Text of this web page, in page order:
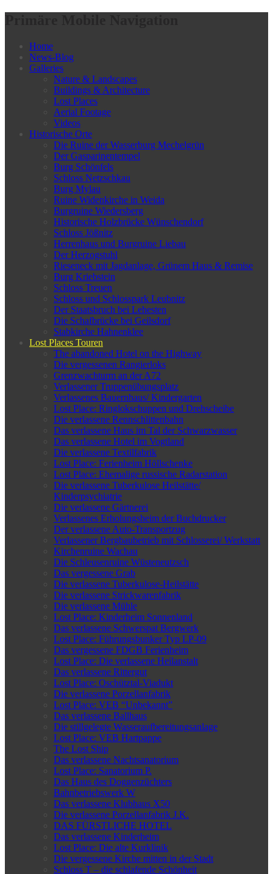
Home
News-Blog
Galleries
Nature & Landscapes
Buildings & Architecture
Lost Places
Aerial Footage
Videos
Historische Orte
Die Ruine der Wasserburg Mechelgrün
Der Gasparinentempel
Burg Schönfels
Schloss Netzschkau
Burg Mylau
Ruine Widenkirche in Weida
Burgruine Wiedersberg
Historische Holzbrücke Wünschendorf
Schloss Jößnitz
Herrenhaus und Burgruine Liebau
Der Herzogstuhl
Rieseneck mit Jagdanlage, Grünem Haus & Remise
Burg Kriebstein
Schloss Treuen
Schloss und Schlosspark Leubnitz
Der Staatsbruch bei Lehesten
Die Schafbrücke bei Geilsdorf
Stabkirche Hahnenklee
Lost Places Touren
The abandoned Hotel on the Highway
Die vergessenen Rangierloks
Grenzwachturm an der A72
Verlassener Truppenübungsplatz
Verlassenes Bauernhaus/ Kindergarten
Lost Place: Ringlokschuppen und Drehscheibe
Die verlassene Rennschlittenbahn
Das verlassene Haus im Tal der Schwarzwasser
Das verlassene Hotel im Vogtland
Die verlassene Textilfabrik
Lost Place: Ferienheim Höllschenke
Lost Place: Ehemalige russische Radarstation
Die verlassene Tuberkulose Heilstätte/
Kinderpsychiatrie
Die verlassene Gärtnerei
Verlassenes Erholungsheim der Buchdrucker
Der verlassene Auto-Transportzug
Verlassener Bergbaubetrieb mit Schlosserei/ Werkstatt
Kirchenruine Wachau
Die Schleusenruine Wüsteneutzsch
Das vergessene Grab
Die verlassene Tuberkulose-Heilstätte
Die verlassene Strickwarenfabrik
Die verlassene Mühle
Lost Place: Kinderheim Sonnenland
Das verlassene Schwerspat Bergwerk
Lost Place: Führungsbunker Typ LP-09
Das vergessene FDGB Ferienheim
Lost Place: Die verlassene Heilanstalt
Das verlassene Rittergut
Lost Place: Oschütztal-Viadukt
Die verlassene Porzellanfabrik
Lost Place: VEB “Unbekannt”
Das verlassene Ballhaus
Die stillgelegte Wasseraufbereitungsanlage
Lost Place: VEB Hartpappe
The Lost Ship
Das verlassene Nachtsanatorium
Lost Place: Sanatorium P.
Das Haus des Doggenzüchters
Bahnbetriebswerk W
Das verlassene Klubhaus X50
Die verlassene Porzellanfabrik J.K.
DAS FÜRSTLICHE HOTEL
Das verlassene Kinderheim
Lost Place: Die alte Kurklinik
Die vergessene Kirche mitten in der Stadt
Schloss T – die schlafende Schönheit